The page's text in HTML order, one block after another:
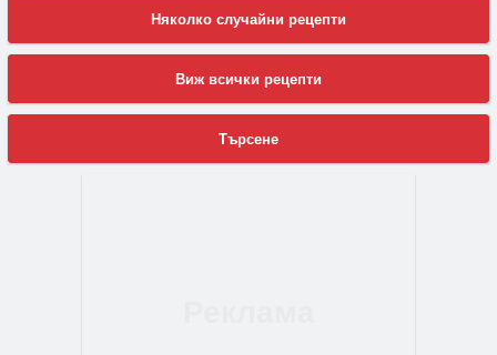
Няколко случайни рецепти
Виж всички рецепти
Търсене